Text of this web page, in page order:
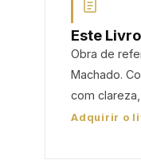
Este Livro
Obra de
Machado.
com
Adquirir o